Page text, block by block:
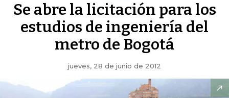
Se abre la licitación para los
estudios de ingeniería del
metro de Bogotá
jueves, 28 de junio de 2012